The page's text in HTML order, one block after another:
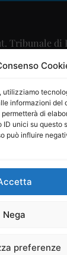
utilizziamo
informazioni del
di
unici su questo
può influire
Nega
preferenze
Tribunale di
09/2015
Maurizio
Maria
06334930820
Società
di
srl–